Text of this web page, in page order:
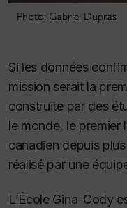
Photo: Gabriel Dupras
Si les données
mission serait la
construite par des
le monde, le premier
canadien depuis
réalisé par une
L’École Gina-Cody